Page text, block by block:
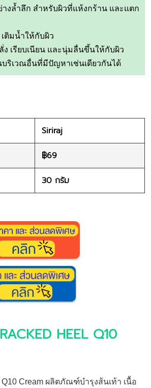
งล้ำลึก สำหรับผิวที่แห้งกร้าน และแตก
ติมน้ำให้กับผิว
ง เรียบเนียน และนุ่มลื่นขึ้นให้กับผิว
บริเวณอื่นที่มีปัญหาเช่นเดียวกันได้
Siriraj
฿69
30 กรัม
HEEL Q10
Q10 Cream ผลิตภัณฑ์บำรุงส้นเท้า เนื้อ